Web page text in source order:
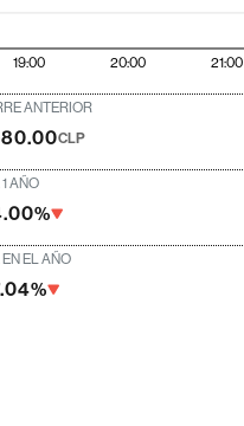
19:00 20:00 21:00
ANTERIOR
CLP
1 AÑO
EN EL AÑO